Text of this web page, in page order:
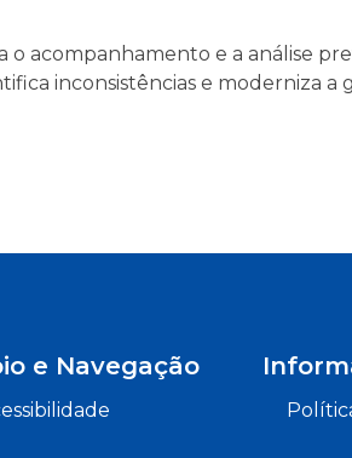
acompanhamento e a análise
inconsistências e moderniza a
e Navegação